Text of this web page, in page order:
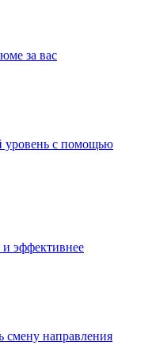
за вас
уровень с помощью
эффективнее
смену направления